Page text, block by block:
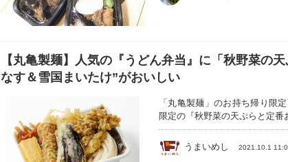
【丸亀製麺】人気の『うどん弁当』に「秋野菜の
なす＆雪国まいたけ”がおいしい
「丸亀製麺」のお持ち帰り限
限定の『秋野菜の天ぷらと定番
うまいめし 2021.10.1